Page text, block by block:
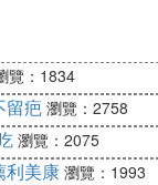
覽：1834
留疤 瀏覽：2758
瀏覽：2075
利美康 瀏覽：1993